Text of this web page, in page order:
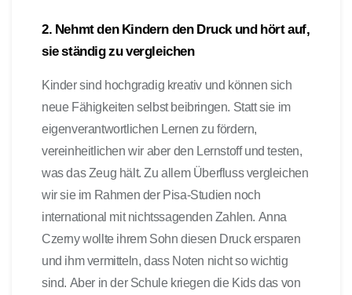
2. Nehmt den Kindern den Druck und hört auf,
sie ständig zu vergleichen
Kinder sind hochgradig kreativ und können sich
neue Fähigkeiten selbst beibringen. Statt sie im
eigenverantwortlichen Lernen zu fördern,
vereinheitlichen wir aber den Lernstoff und testen,
was das Zeug hält. Zu allem Überfluss vergleichen
wir sie im Rahmen der Pisa-Studien noch
international mit nichtssagenden Zahlen. Anna
Czerny wollte ihrem Sohn diesen Druck ersparen
und ihm vermitteln, dass Noten nicht so wichtig
sind. Aber in der Schule kriegen die Kids das von